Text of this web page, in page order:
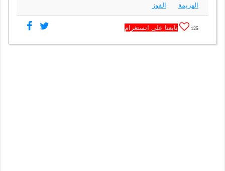
الهزيمة الفوز
125 تابعنا على انستغرام